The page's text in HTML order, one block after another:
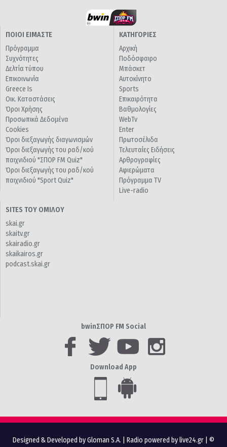
ΠΟΙΟΙ ΕΙΜΑΣΤΕ
Πρόγραμμα
Συχνότητες
Δελτία τύπου
Επικοινωνία
Greece Is
Οικ. Καταστάσεις
Όροι Χρήσης
Προσωπικά Δεδομένα
Cookies
Όροι διεξαγωγής διαγωνισμών
Όροι διεξαγωγής του ραδ/κού
παιχνιδιού "ΣΠΟΡ FM Quiz"
Όροι διεξαγωγής του ραδ/κού
παιχνιδιού "Sport Quiz"
ΚΑΤΗΓΟΡΙΕΣ
Αρχική
Ποδόσφαιρο
Μπάσκετ
Αυτοκίνητο
Sports
Επικαιρότητα
Βαθμολογίες
WebTv
Enter
Πρωτοσέλιδα
Τελευταίες Ειδήσεις
Αρθρογραφίες
Αφιερώματα
Πρόγραμμα TV
Live-radio
SITES ΤΟΥ ΟΜΙΛΟΥ
skai.gr
skaitv.gr
skairadio.gr
skaikairos.gr
podcast.skai.gr
bwinΣΠΟΡ FM Social
Download App
Designed & Developed by Gloman S.A. Radio powered by live24.gr | ©